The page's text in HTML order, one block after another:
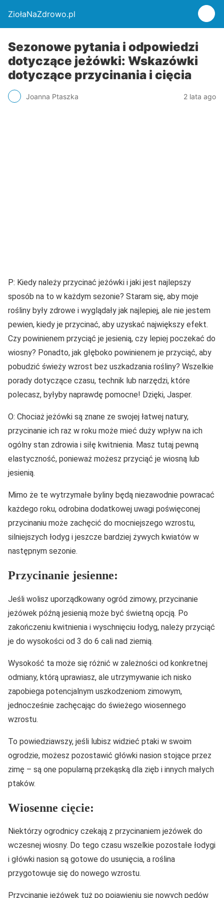
ZiołaNaZdrowo.pl
Sezonowe pytania i odpowiedzi
dotyczące jeżówki: Wskazówki
dotyczące przycinania i cięcia
Joanna Ptaszka 2 lata ago
P: Kiedy należy przycinać jeżówki i jaki jest najlepszy
sposób na to w każdym sezonie? Staram się, aby moje
rośliny były zdrowe i wyglądały jak najlepiej, ale nie jestem
pewien, kiedy je przycinać, aby uzyskać największy efekt.
Czy powinienem przyciąć je jesienią, czy lepiej poczekać do
wiosny? Ponadto, jak głęboko powinienem je przyciąć, aby
pobudzić świeży wzrost bez uszkadzania rośliny? Wszelkie
porady dotyczące czasu, technik lub narzędzi, które
polecasz, byłyby naprawdę pomocne! Dzięki, Jasper.
O: Chociaż jeżówki są znane ze swojej łatwej natury,
przycinanie ich raz w roku może mieć duży wpływ na ich
ogólny stan zdrowia i siłę kwitnienia. Masz tutaj pewną
elastyczność, ponieważ możesz przyciąć je wiosną lub
jesienią.
Mimo że te wytrzymałe byliny będą niezawodnie powracać
każdego roku, odrobina dodatkowej uwagi poświęconej
przycinaniu może zachęcić do mocniejszego wzrostu,
silniejszych łodyg i jeszcze bardziej żywych kwiatów w
następnym sezonie.
Przycinanie jesienne:
Jeśli wolisz uporządkowany ogród zimowy, przycinanie
jeżówek późną jesienią może być świetną opcją. Po
zakończeniu kwitnienia i wyschnięciu łodyg, należy przyciąć
je do wysokości od 3 do 6 cali nad ziemią.
Wysokość ta może się różnić w zależności od konkretnej
odmiany, którą uprawiasz, ale utrzymywanie ich nisko
zapobiega potencjalnym uszkodzeniom zimowym,
jednocześnie zachęcając do świeżego wiosennego
wzrostu.
To powiedziawszy, jeśli lubisz widzieć ptaki w swoim
ogrodzie, możesz pozostawić główki nasion stojące przez
zimę – są one popularną przekąską dla zięb i innych małych
ptaków.
Wiosenne cięcie:
Niektórzy ogrodnicy czekają z przycinaniem jeżówek do
wczesnej wiosny. Do tego czasu wszelkie pozostałe łodygi
i główki nasion są gotowe do usunięcia, a roślina
przygotowuje się do nowego wzrostu.
Przycinanie jeżówek tuż po pojawieniu się nowych pędów